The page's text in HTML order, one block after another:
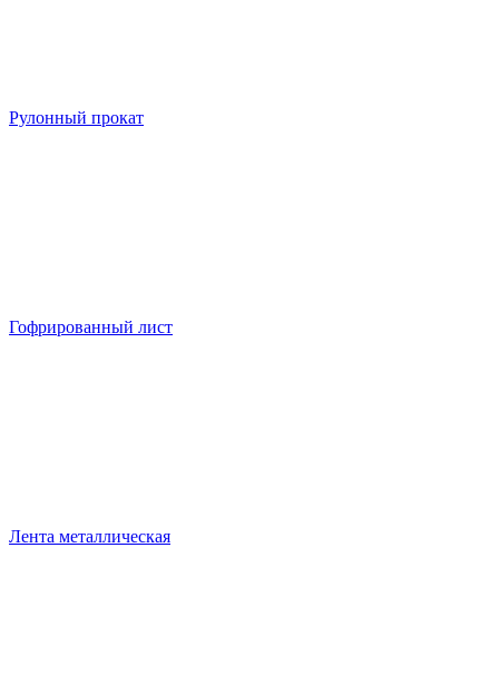
Рулонный прокат
Гофрированный лист
Лента металлическая